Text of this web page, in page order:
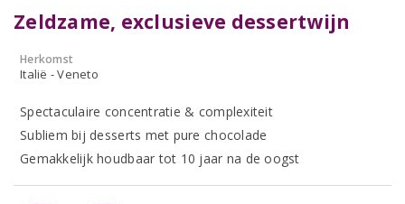
Zeldzame, exclusieve dessertwijn
Herkomst
Italië - Veneto
Spectaculaire concentratie & complexiteit
Subliem bij desserts met pure chocolade
Gemakkelijk houdbaar tot 10 jaar na de oogst